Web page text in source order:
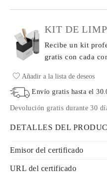
KIT DE
Recibe un kit
gratis con cada
Añadir a la lista de deseos
Envío gratis hasta el
Devolución gratis durante 30
DETALLES DEL
Emisor del certificado
URL del certificado